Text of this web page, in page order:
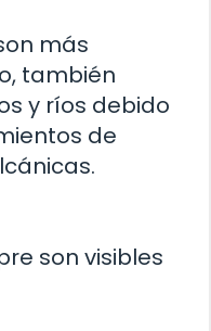
más
también
y ríos debido
de
son visibles